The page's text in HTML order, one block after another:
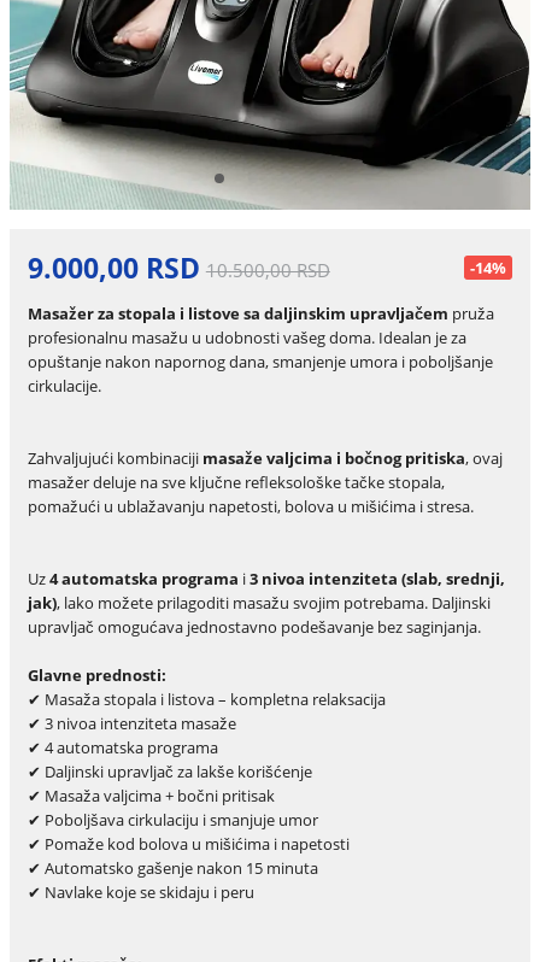
9.000,00 RSD 10.500,00 RSD -14%
Masažer za stopala i listove sa daljinskim upravljačem pruža
profesionalnu masažu u udobnosti vašeg doma. Idealan je za
opuštanje nakon napornog dana, smanjenje umora i poboljšanje
cirkulacije.
Zahvaljujući kombinaciji masaže valjcima i bočnog pritiska, ovaj
masažer deluje na sve ključne refleksološke tačke stopala,
pomažući u ublažavanju napetosti, bolova u mišićima i stresa.
Uz4 automatska programa i3 nivoa intenziteta (slab, srednji,
jak), lako možete prilagoditi masažu svojim potrebama. Daljinski
upravljač omogućava jednostavno podešavanje bez saginjanja.
Glavne prednosti:
✔ Masaža stopala i listova – kompletna relaksacija
✔ 3 nivoa intenziteta masaže
✔ 4 automatska programa
✔ Daljinski upravljač za lakše korišćenje
✔ Masaža valjcima + bočni pritisak
✔ Poboljšava cirkulaciju i smanjuje umor
✔ Pomaže kod bolova u mišićima i napetosti
✔ Automatsko gašenje nakon 15 minuta
✔ Navlake koje se skidaju i peru